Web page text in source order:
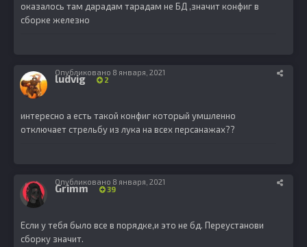
оказалось там дарадам тарадам не БД ,значит конфиг в
сборке железно
ludvig 2
Опубликовано 8 января, 2021
интересно а есть такой конфиг который умшленно
отключает стрельбу из лука на всех персанажах??
Grimm 39
Опубликовано 8 января, 2021
Если у тебя было все в порядке,и это не бд. Переустанови
сборку значит.